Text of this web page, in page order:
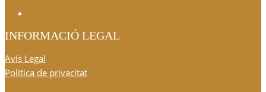
INFORMACIÓ LEGAL
Avís Legal
Política de privacitat